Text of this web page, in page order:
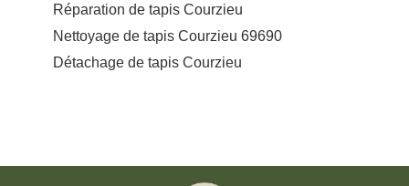
Réparation de tapis Courzieu
Nettoyage de tapis Courzieu 69690
Détachage de tapis Courzieu